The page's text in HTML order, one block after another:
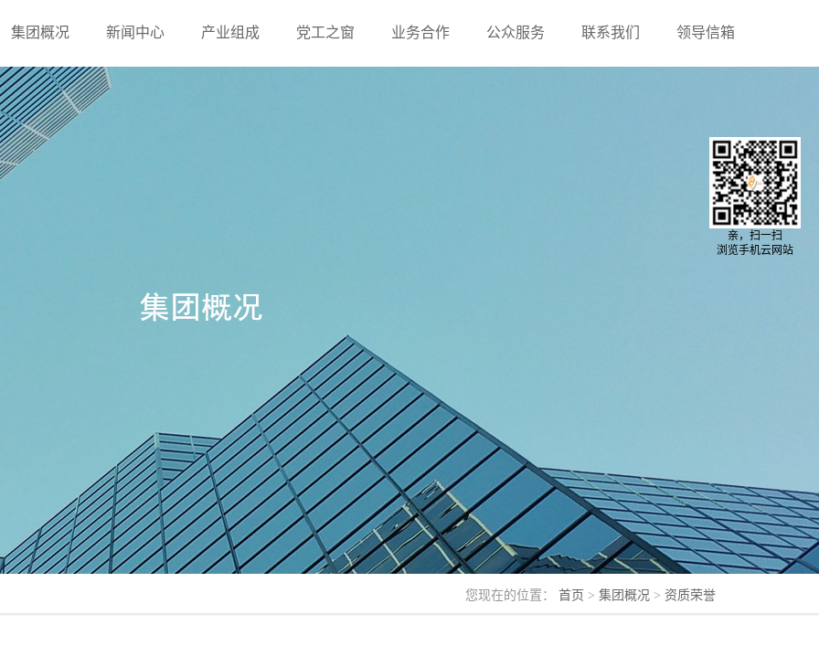
集团概况 新闻中心 产业组成 党工之窗 业务合作 公众服务 联系我们 领导信箱
您现在的位置： 首页 > 集团概况 > 资质荣誉
亲，扫一扫
浏览手机云网站